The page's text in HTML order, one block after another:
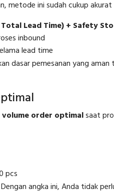
metode ini sudah cukup
Lead Time) + Safety
inbound
lead time
dasar pemesanan yang
volume order optimalsaat
pcs
angka ini, Anda tidak